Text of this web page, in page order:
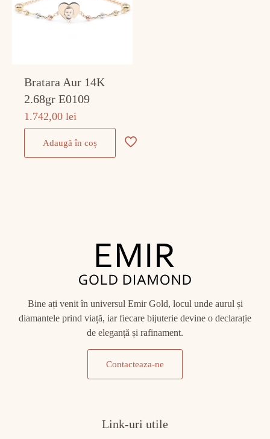
Bratara Aur 14K
2.68gr E0109
1.742,00lei
Adaugă în coș
Bine ați venit în universul Emir Gold, locul unde aurul și
diamantele prind viață, iar fiecare bijuterie devine o declarație
de eleganță și rafinament.
Contacteaza-ne
Link-uri utile